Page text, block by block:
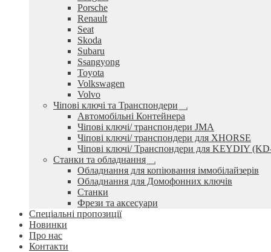
Porsche
Renault
Seat
Skoda
Subaru
Ssangyong
Toyota
Volkswagen
Volvo
Чіпові ключі та Транспондери
Розгорнуте
вкладене
меню
Автомобільні Контейнера
Чіпові ключі/ транспондери JMA
Чіпові ключі/ транспондери для XHORSE
Чіпові ключі/ Транспондери для KEYDIY
Станки та обладнання
Розгорнуте
вкладене
меню
Обладнання для копіювання іммобілайзерів
Обладнання для Домофонних ключів
Станки
Фрези та аксесуари
Спеціальні пропозиції
Новинки
Про нас
Контакти